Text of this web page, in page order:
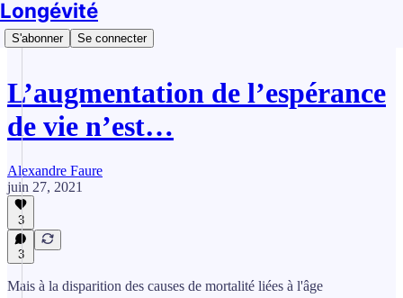
Longévité
S'abonner Se connecter
L’augmentation de l’espérance
de vie n’est…
Alexandre Faure
juin 27, 2021
3
3
Mais à la disparition des causes de mortalité liées à l'âge